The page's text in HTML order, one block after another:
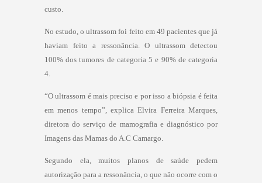
custo.
No estudo, o ultrassom foi feito em 49 pacientes que já
haviam feito a ressonância. O ultrassom detectou
100% dos tumores de categoria 5 e 90% de categoria
4.
“O ultrassom é mais preciso e por isso a biópsia é feita
em menos tempo”, explica Elvira Ferreira Marques,
diretora do serviço de mamografia e diagnóstico por
Imagens das Mamas do A.C Camargo.
Segundo ela, muitos planos de saúde pedem
autorização para a ressonância, o que não ocorre com o